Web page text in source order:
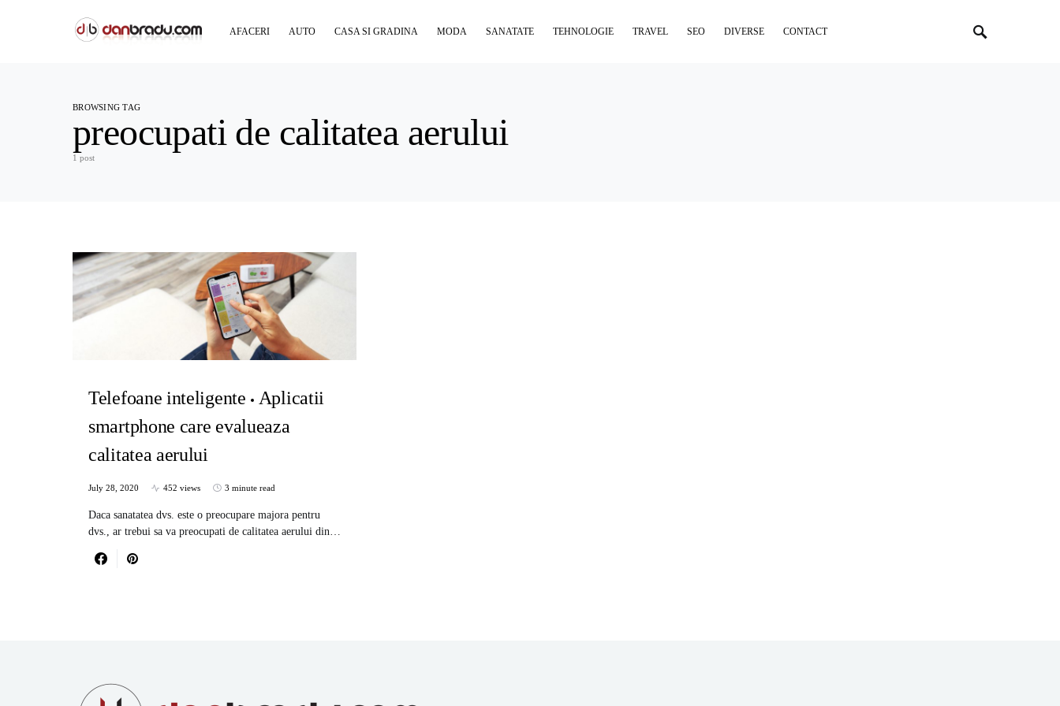
AFACERI AUTO CASA SI GRADINA MODA SANATATE TEHNOLOGIE TRAVEL SEO DIVERSE CONTACT
BROWSING TAG
preocupati de calitatea aerului
1 post
Telefoane inteligente
Aplicatii
smartphone care evalueaza
calitatea aerului
July 28, 2020 452 views 3 minute read
Daca sanatatea dvs. este o preocupare majora pentru
dvs., ar trebui sa va preocupati de calitatea aerului din…